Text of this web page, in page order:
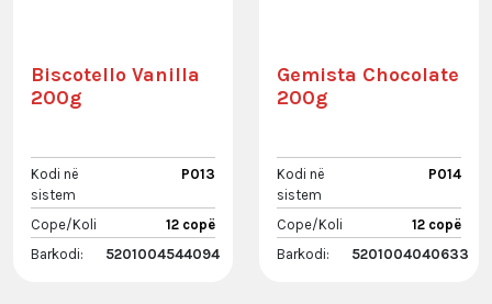
Biscotello Vanilla
200g
Kodi në
sistem
P013
Cope/Koli
12 copë
Barkodi:
5201004544094
Gemista Chocolate
200g
Kodi në
sistem
P014
Cope/Koli
12 copë
Barkodi:
5201004040633